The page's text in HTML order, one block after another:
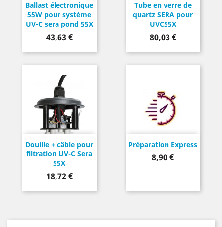
Ballast électronique
55W pour système
UV-C sera pond 55X
Prix
43,63 €
Tube en verre de
quartz SERA pour
UVC55X
Prix
80,03 €
Douille + câble pour
filtration UV-C Sera
55X
Prix
18,72 €
Préparation Express
Prix
8,90 €